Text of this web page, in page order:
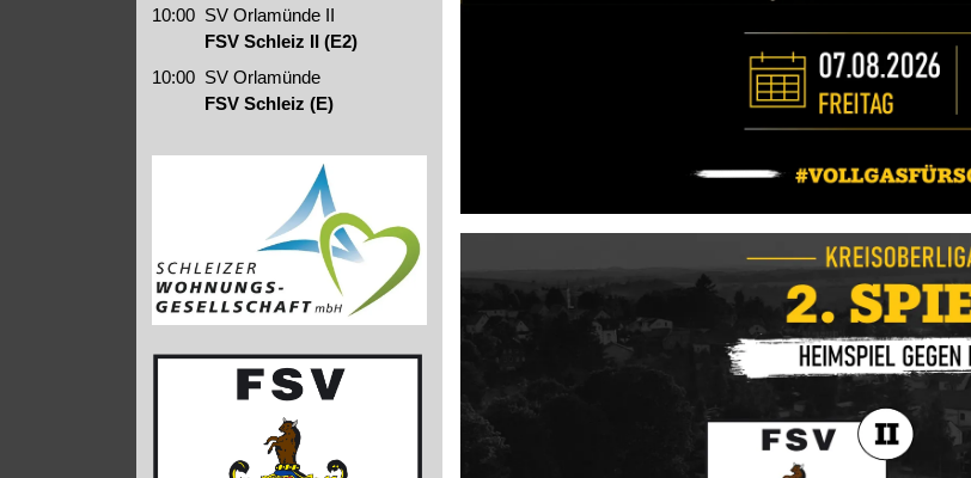
10:00 SV Orlamünde II
FSV Schleiz II (E2)
10:00 SV Orlamünde
FSV Schleiz (E)